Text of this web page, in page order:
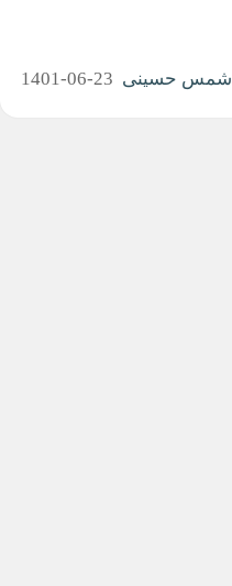
شمس حسینی 1401-06-23